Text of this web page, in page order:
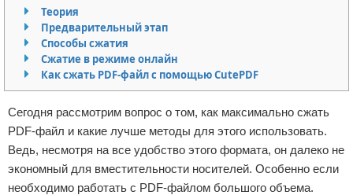
Информационные технологии
Финансы
Закон
Психология
Спорт и фитнес
Красота
О проекте
Контакты
Сотрудничество
Размещение рекламы
Для правообладателей
Условия предоставления информации
Теория
Предварительный этап
Способы сжатия
Сжатие в режиме онлайн
Как сжать PDF-файл с помощью CutePDF
Сегодня рассмотрим вопрос о том, как максимально сжать
PDF-файл и какие лучше методы для этого использовать.
Ведь, несмотря на все удобство этого формата, он далеко не
экономный для вместительности носителей. Особенно если
необходимо работать с PDF-файлом большого объема.